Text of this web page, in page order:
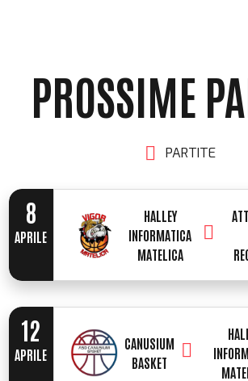
0
9
0
PROSSIME
PARTITE
8
APRILE
HALLEY
INFORMATICA
MATELICA
12
APRILE
CANUSIUM
BASKET